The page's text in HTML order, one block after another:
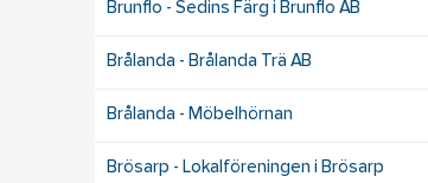
Brunflo - Sedins Färg i Brunflo AB
Brålanda - Brålanda Trä AB
Brålanda - Möbelhörnan
Brösarp - Lokalföreningen i Brösarp